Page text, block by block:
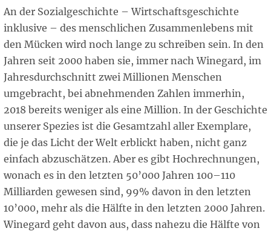
An der Sozialgeschichte – Wirtschaftsgeschichte
inklusive – des menschlichen Zusammenlebens mit
den Mücken wird noch lange zu schreiben sein. In den
Jahren seit 2000 haben sie, immer nach Winegard, im
Jahresdurchschnitt zwei Millionen Menschen
umgebracht, bei abnehmenden Zahlen immerhin,
2018 bereits weniger als eine Million. In der Geschichte
unserer Spezies ist die Gesamtzahl aller Exemplare,
die je das Licht der Welt erblickt haben, nicht ganz
einfach abzuschätzen. Aber es gibt Hochrechnungen,
wonach es in den letzten 50’000 Jahren 100–110
Milliarden gewesen sind, 99% davon in den letzten
10’000, mehr als die Hälfte in den letzten 2000 Jahren.
Winegard geht davon aus, dass nahezu die Hälfte von